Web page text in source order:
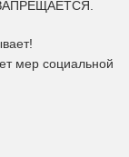
ЗАПРЕЩАЕТСЯ.
мер социальной